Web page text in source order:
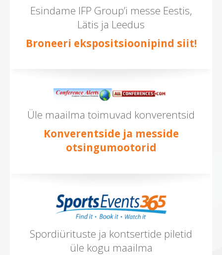
Esindame IFP Group’i messe Eestis,
Lätis ja Leedus
Broneeri ekspositsioonipind siit!
Üle maailma toimuvad konverentsid
Konverentside ja messide
otsingumootorid
Spordiürituste ja kontsertide piletid
üle kogu maailma